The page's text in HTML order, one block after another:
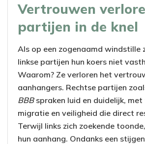
Vertrouwen
partijen in de knel
Als op een zogenaamd windstille
linkse partijen hun koers niet
Waarom? Ze verloren het
aanhangers. Rechtse partijen
BBBspraken luid en duidelijk, met
migratie en veiligheid die direct
Terwijl links zich zoekende
hun aanhang. Ondanks een